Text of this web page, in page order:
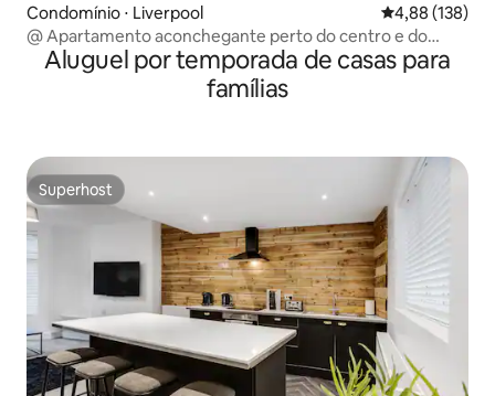
Condomínio ⋅ Liverpool 4,88 de uma
4,88 (138)
@ Apartamento aconchegante perto do centro e do
estádio @ Estacionamento GRATUITO
Aluguel por temporada de casas para
famílias
Superhost
Superhost